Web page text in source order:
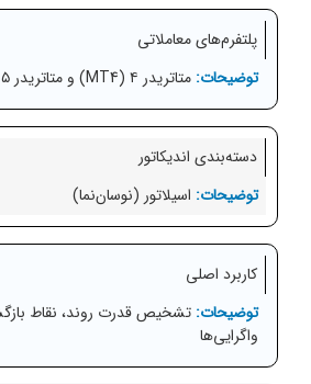
پلتفرم‌های معاملاتی
متاتریدر ۴ (MT4) و متاتریدر ۵ (MT5)
دسته‌بندی اندیکاتور
اسیلاتور (نوسان‌نما)
کاربرد اصلی
تشخیص قدرت روند، نقاط
واگرایی‌ها